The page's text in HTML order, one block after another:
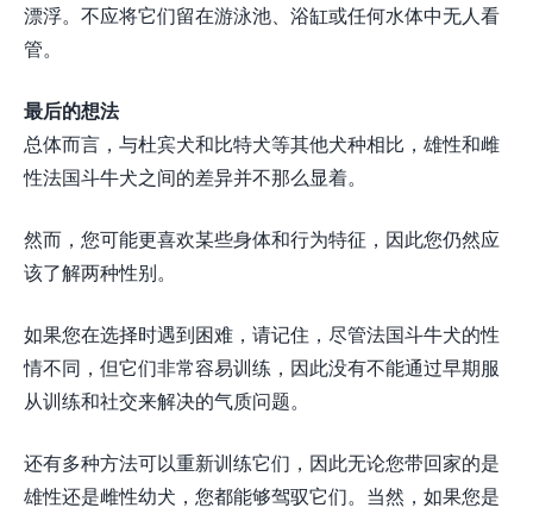
漂浮。不应将它们留在游泳池、浴缸或任何水体中无人看
管。
最后的想法
总体而言，与杜宾犬和比特犬等其他犬种相比，雄性和雌
性法国斗牛犬之间的差异并不那么显着。
然而，您可能更喜欢某些身体和行为特征，因此您仍然应
该了解两种性别。
如果您在选择时遇到困难，请记住，尽管法国斗牛犬的性
情不同，但它们非常容易训练，因此没有不能通过早期服
从训练和社交来解决的气质问题。
还有多种方法可以重新训练它们，因此无论您带回家的是
雄性还是雌性幼犬，您都能够驾驭它们。当然，如果您是